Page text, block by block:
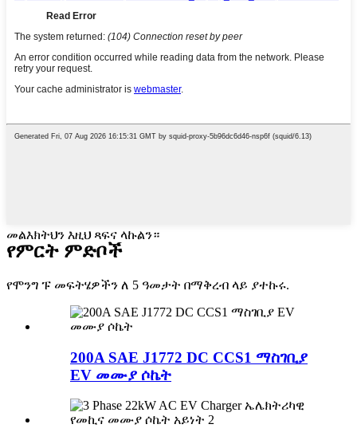
መልእክትህን እዚህ ጻፍና ላኩልን።
የምርት ምድቦች
የሞንግ ፑ መፍትሄዎችን ለ 5 ዓመታት በማቅረብ ላይ ያተኩሩ.
200A SAE J1772 DC CCS1 ማስገቢያ
EV መሙያ ሶኬት